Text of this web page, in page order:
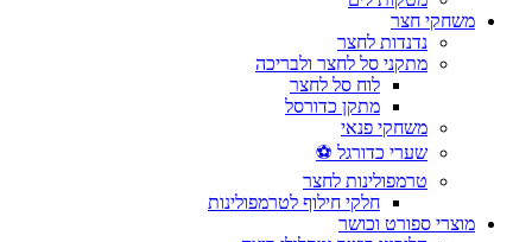
משחקי חצר
נדנדות לחצר
מתקני סל לחצר ולבריכה
לוח סל לחצר
מתקן כדורסל
משחקי פנאי
שערי כדורגל ⚽
טרמפולינות לחצר
חלקי חילוף לטרמפולינות
מוצרי ספורט וכושר